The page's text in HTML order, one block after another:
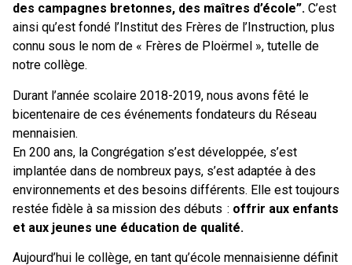
des campagnes bretonnes, des maîtres d’école”. C’est
ainsi qu’est fondé l’Institut des Frères de l’Instruction, plus
connu sous le nom de « Frères de Ploërmel », tutelle de
notre collège.
Durant l’année scolaire 2018-2019, nous avons fêté le
bicentenaire de ces événements fondateurs du Réseau
mennaisien.
En 200 ans, la Congrégation s’est développée, s’est
implantée dans de nombreux pays, s’est adaptée à des
environnements et des besoins différents. Elle est toujours
restée fidèle à sa mission des débuts : offrir aux enfants
et aux jeunes une éducation de qualité.
Aujourd’hui le collège, en tant qu’école mennaisienne définit